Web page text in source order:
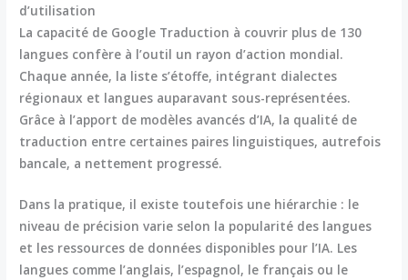
d’utilisation
La capacité de Google Traduction à couvrir plus de 130
langues confère à l’outil un rayon d’action mondial.
Chaque année, la liste s’étoffe, intégrant dialectes
régionaux et langues auparavant sous-représentées.
Grâce à l’apport de modèles avancés d’IA, la qualité de
traduction entre certaines paires linguistiques, autrefois
bancale, a nettement progressé.
Dans la pratique, il existe toutefois une hiérarchie : le
niveau de précision varie selon la popularité des langues
et les ressources de données disponibles pour l’IA. Les
langues comme l’anglais, l’espagnol, le français ou le